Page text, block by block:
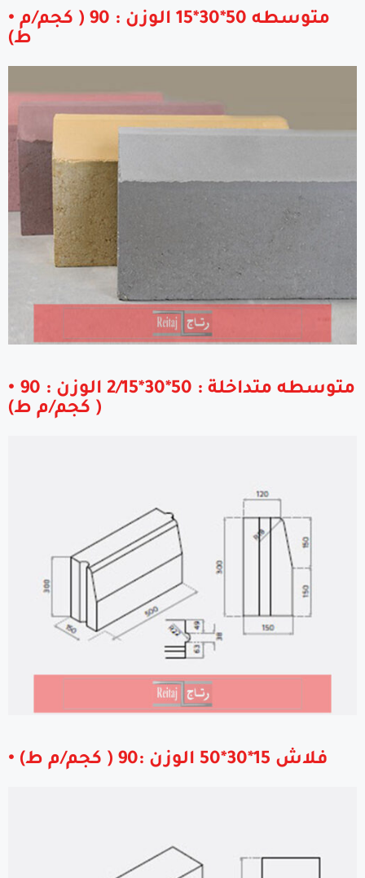
• متوسطه 50*30*15 الوزن : 90 ( كجم/م
ط)
• متوسطه متداخلة : 50*30*2/15 الوزن : 90
( كجم/م ط)
• فلاش 15*30*50 الوزن :90 ( كجم/م ط)